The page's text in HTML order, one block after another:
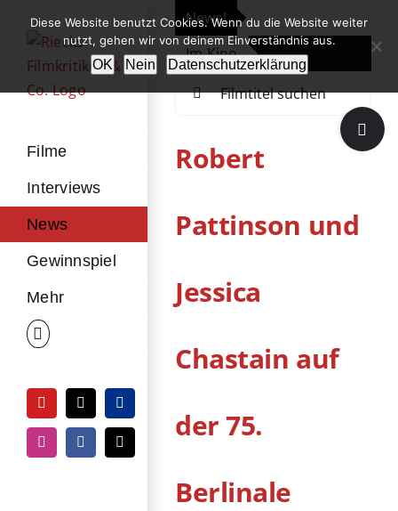
Inhalt
springen
Filme
Interviews
News
Gewinnspiel
Mehr
YouTubeTiktokPayPal
InstagramFacebook
E-
Mail
News!
Im Kino
Die
Robert
Pattinson und
Jessica
Chastain auf
der 75.
Berlinale
Toggle
Sliding
Diese Website benutzt Cookies. Wenn du die Website weiter
nutzt, gehen wir von deinem Einverständnis aus.
OK Nein Datenschutzerklärung